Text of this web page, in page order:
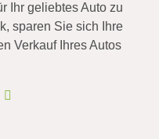
Ihr geliebtes Auto zu
sparen Sie sich Ihre
Verkauf Ihres Autos